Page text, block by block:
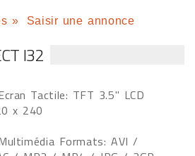
» Saisir une annonce
I32
Tactile: TFT 3.5" LCD
x 240
Formats: AVI /